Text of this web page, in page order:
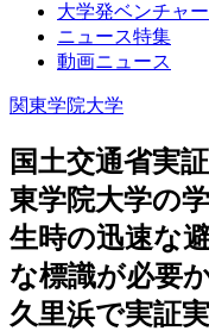
大学発ベンチャー
ニュース特集
動画ニュース
関東学院大学
国土交通省実
東学院大学の
生時の迅速な
な標識が必要
久里浜で実証